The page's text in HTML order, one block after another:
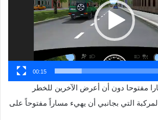
00:15
مفتوحا دون أن أعرض الآخرين للخطر
التي بجانبي أن يهيء مساراً مفتوحاً على